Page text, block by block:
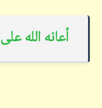
أعانه الله